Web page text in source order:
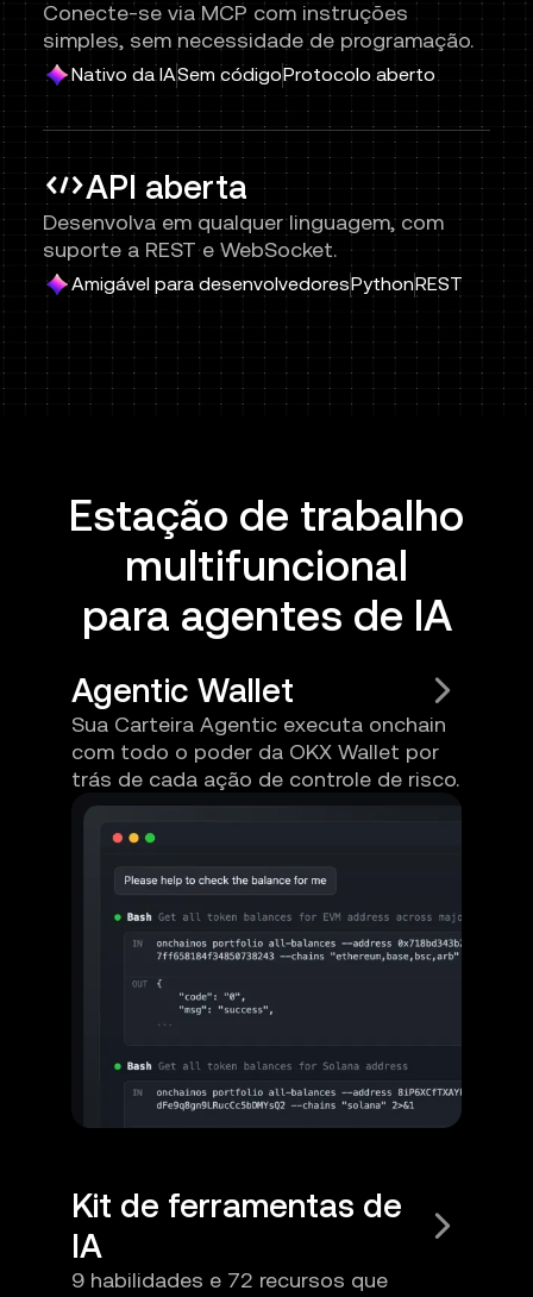
Conecte-se via MCP com instruções
simples, sem necessidade de programação.
Nativo da IASem códigoProtocolo aberto
API aberta
Desenvolva em qualquer linguagem, com
suporte a REST e WebSocket.
Amigável para desenvolvedoresPythonREST
Estação de trabalho
multifuncional
para agentes de IA
Agentic Wallet
Sua Carteira Agentic executa onchain
com todo o poder da OKX Wallet por
trás de cada ação de controle de risco.
Kit de ferramentas de
IA
9 habilidades e 72 recursos que